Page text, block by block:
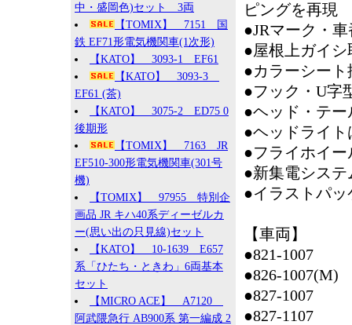
中・盛岡色)セット 3両
【TOMIX】 7151 国
鉄 EF71形電気機関車(1次形)
【KATO】 3093-1 EF61
【KATO】 3093-3
EF61 (茶)
【KATO】 3075-2 ED75 0
後期形
【TOMIX】 7163 JR
EF510-300形電気機関車(301号
機)
【TOMIX】 97955 特別企
画品 JR キハ40系ディーゼルカ
ー(思い出の只見線)セット
【KATO】 10-1639 E657
系「ひたち・ときわ」6両基本
セット
【MICRO ACE】 A7120
阿武隈急行 AB900系 第一編成 2
ピングを再現
●JRマーク・
●屋根上ガイシ
●カラーシート
●フック・U字
●ヘッド・テ
●ヘッドライ
●フライホイ
●新集電シス
●イラストパッ
【車両】
●821-1007
●826-1007(M)
●827-1007
●827-1107